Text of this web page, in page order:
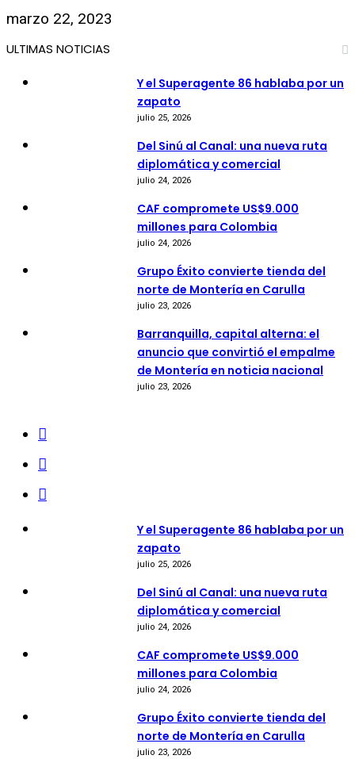
marzo 22, 2023
ULTIMAS NOTICIAS
Y el Superagente 86 hablaba por un
zapato
julio 25, 2026
Del Sinú al Canal: una nueva ruta
diplomática y comercial
julio 24, 2026
CAF compromete US$9.000
millones para Colombia
julio 24, 2026
Grupo Éxito convierte tienda del
norte de Montería en Carulla
julio 23, 2026
Barranquilla, capital alterna: el
anuncio que convirtió el empalme
de Montería en noticia nacional
julio 23, 2026
Y el Superagente 86 hablaba por un
zapato
julio 25, 2026
Del Sinú al Canal: una nueva ruta
diplomática y comercial
julio 24, 2026
CAF compromete US$9.000
millones para Colombia
julio 24, 2026
Grupo Éxito convierte tienda del
norte de Montería en Carulla
julio 23, 2026